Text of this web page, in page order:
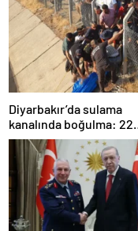
Diyarbakır’da sulama
kanalında boğulma: 22
yaşındaki genç hayatını
kaybetti